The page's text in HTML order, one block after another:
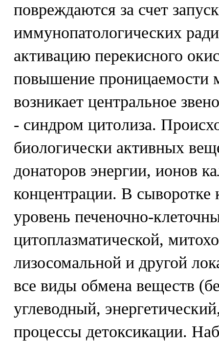
повреждаются за счет
иммунопатологических
активацию перекисного
повышение проницаемости
возникает центральное
- синдром цитолиза.
биологически активных
донаторов энергии, ионов
концентрации. В сыворотке
уровень печеночно-
цитоплазматической,
лизосомальной и другой
все виды обмена веществ
углеводный,
процессы детоксикации.